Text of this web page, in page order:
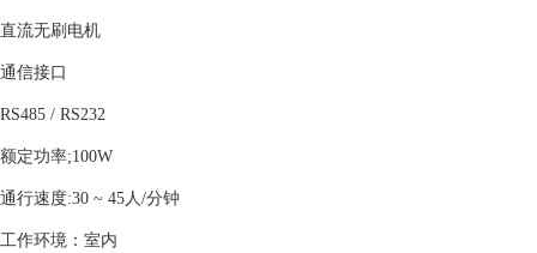
直流无刷电机
通信接口
RS485 / RS232
额定功率;100W
通行速度:30 ~ 45人/分钟
工作环境：室内